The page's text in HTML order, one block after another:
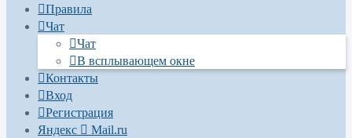
Правила
Чат
Чат
В всплывающем окне
Контакты
Вход
Регистрация
Яндекс
Mail.ru